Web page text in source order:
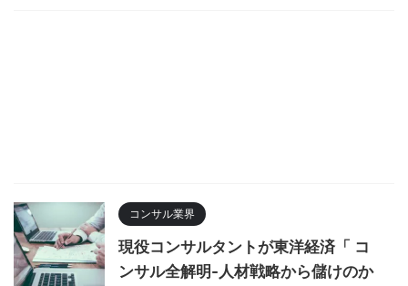
コンサル業界
現役コンサルタントが東洋経済「 コ
ンサル全解明-人材戦略から儲けのか